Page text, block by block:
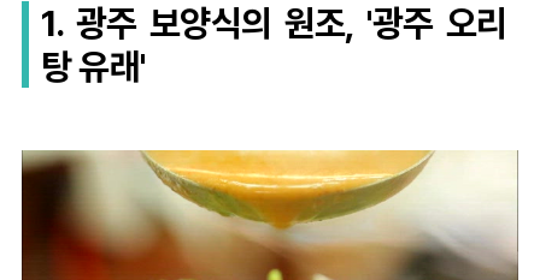
1. 광주 보양식의 원조, '광주 오리
탕 유래'